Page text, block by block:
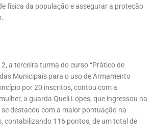
física da população e assegurar a proteção
a terceira turma do curso “Prático de
Municipais para o uso de Armamento
por 20 inscritos, contou com a
a guarda Queli Lopes, que ingressou na
destacou com a maior pontuação na
contabilizando 116 pontos, de um total de